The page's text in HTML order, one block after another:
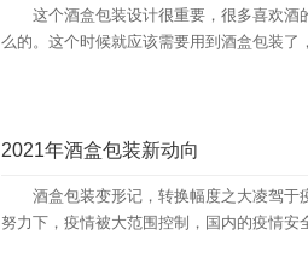
这个酒盒包装设计很重要，很多喜欢酒
么的。这个时候就应该需要用到酒盒包装
2021年酒盒包装新动向
酒盒包装变形记，转换幅度之大凌驾于
努力下，疫情被大范围控制，国内的疫情